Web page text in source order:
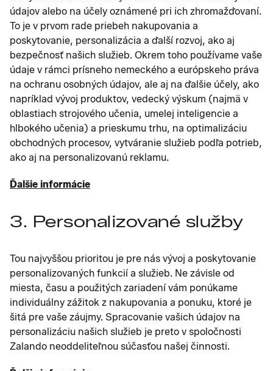
údajov alebo na účely oznámené pri ich zhromažďovaní.
To je v prvom rade priebeh nakupovania a
poskytovanie, personalizácia a ďalší rozvoj, ako aj
bezpečnosť našich služieb. Okrem toho používame vaše
údaje v rámci prísneho nemeckého a európskeho práva
na ochranu osobných údajov, ale aj na ďalšie účely, ako
napríklad vývoj produktov, vedecký výskum (najmä v
oblastiach strojového učenia, umelej inteligencie a
hlbokého učenia) a prieskumu trhu, na optimalizáciu
obchodných procesov, vytváranie služieb podľa potrieb,
ako aj na personalizovanú reklamu.
Ďalšie informácie
3. Personalizované služby
Tou najvyššou prioritou je pre nás vývoj a poskytovanie
personalizovaných funkcií a služieb. Ne závisle od
miesta, času a použitých zariadení vám ponúkame
individuálny zážitok z nakupovania a ponuku, ktoré je
šitá pre vaše záujmy. Spracovanie vašich údajov na
personalizáciu našich služieb je preto v spoločnosti
Zalando neoddeliteľnou súčasťou našej činnosti.